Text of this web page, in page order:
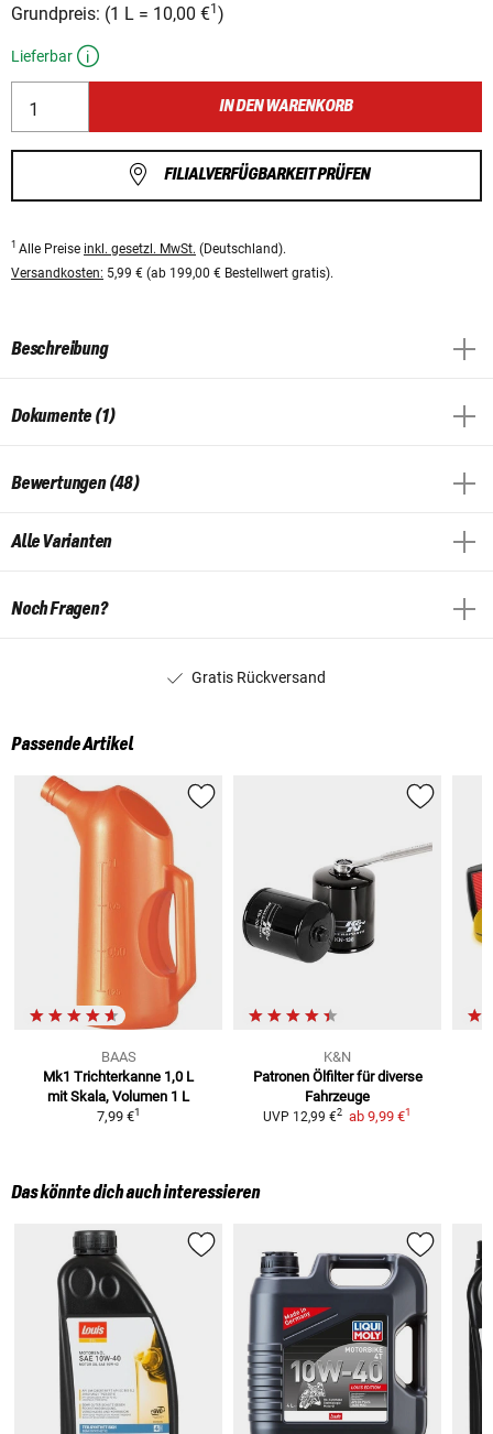
Grundpreis: (1 L = 10,00 €1 )
Lieferbar
IN DEN WARENKORB
FILIALVERFÜGBARKEIT PRÜFEN
1 Alle Preise inkl. gesetzl. MwSt. (Deutschland).
Versandkosten: 5,99 € (ab 199,00 € Bestellwert gratis).
Beschreibung
Dokumente (1)
Bewertungen (48)
Alle Varianten
Noch Fragen?
Gratis Rückversand
Passende Artikel
BAAS
Mk1 Trichterkanne 1,0 L
mit Skala, Volumen 1 L
7,99 €1
K&N
Patronen Ölfilter für diverse
Fahrzeuge
UVP 12,99 €2 ab 9,99 €1
Das könnte dich auch interessieren